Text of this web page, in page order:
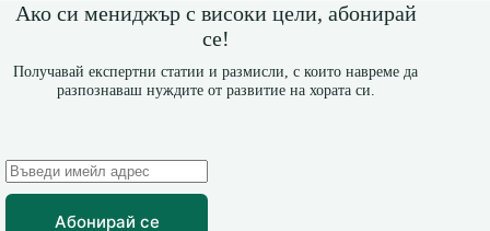
Ако си мениджър с високи цели, абонирай
се!
Получавай експертни статии и размисли, с които навреме да
разпознаваш нуждите от развитие на хората си.
Абонирай се